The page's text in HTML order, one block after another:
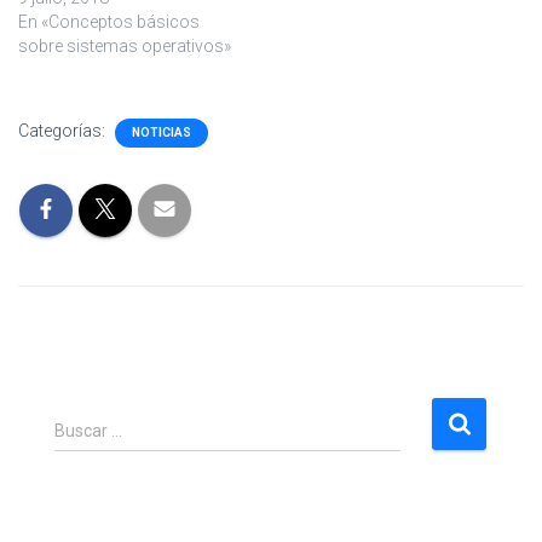
En «Conceptos básicos
sobre sistemas operativos»
Categorías: NOTICIAS
B
u
Buscar …